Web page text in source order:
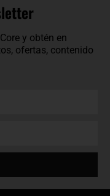
y obtén en
ofertas, contenido